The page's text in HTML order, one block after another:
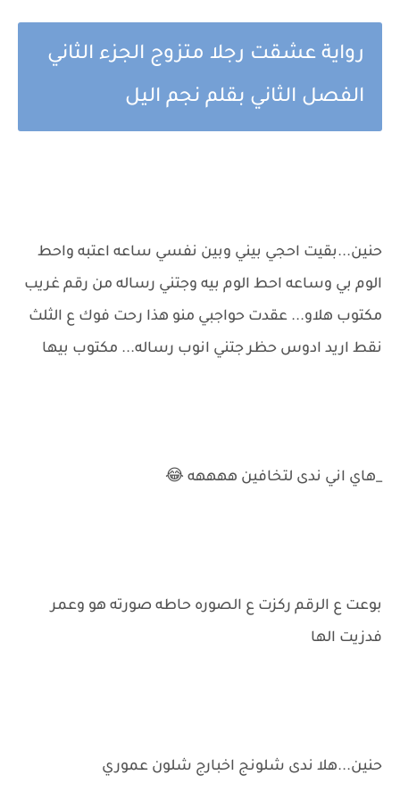
رواية عشقت رجلا متزوج الجزء الثاني
الفصل الثاني بقلم نجم اليل
حنين...بقيت احجي بيني وبين نفسي ساعه اعتبه واحط
الوم بي وساعه احط الوم بيه وجتني رساله من رقم غريب
مكتوب هلاو... عقدت حواجبي منو هذا رحت فوك ع الثلث
نقط اريد ادوس حظر جتني انوب رساله... مكتوب بيها
_هاي اني ندى لتخافين ههههه 😂
بوعت ع الرقم ركزت ع الصوره حاطه صورته هو وعمر
فدزيت الها
حنين...هلا ندى شلونج اخبارج شلون عموري